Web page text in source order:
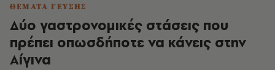
ΘΕΜΑΤΑ ΓΕΥΣΗΣ
Δύο γαστρονομικές στάσεις που
πρέπει οπωσδήποτε να κάνεις στην
Αίγινα